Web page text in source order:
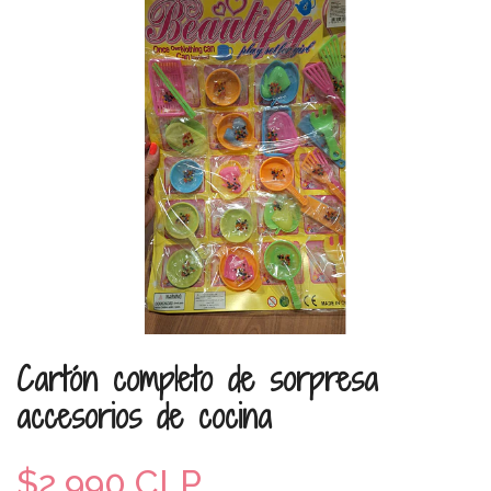
Cartón completo de sorpresa
accesorios de cocina
$2.990 CLP